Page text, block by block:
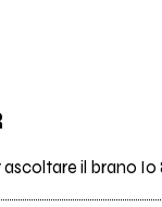
ascoltare il brano Io